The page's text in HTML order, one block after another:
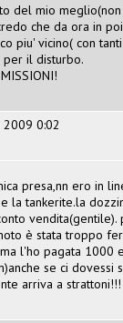
del mio
che da ora in
piu' vicino( con
per il disturbo.
2009 0:02
presa,nn ero in
la tankerite.la
è stata troppo
l'ho pagata 1000
se ci
arriva a strattoni!!!